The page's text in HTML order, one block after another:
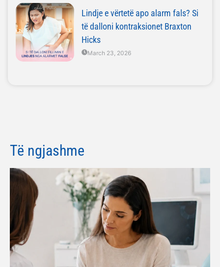
Lindje e vërtetë apo alarm fals? Si
të dalloni kontraksionet Braxton
Hicks
March 23, 2026
Të ngjashme